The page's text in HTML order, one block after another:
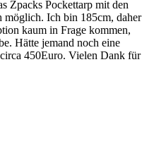
Zpacks Pockettarp mit den
Ich bin 185cm, daher
kaum in Frage kommen,
Hätte jemand noch eine
450Euro. Vielen Dank für